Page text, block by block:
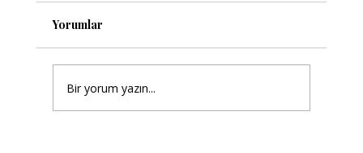
Yorumlar
Bir yorum yazın...